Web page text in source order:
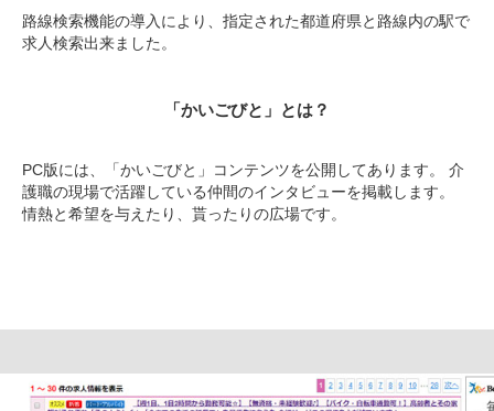
路線検索機能の導入により、指定された都道府県と路線内の駅で
求人検索出来ました。
「かいごびと」とは？
PC版には、「かいごびと」コンテンツを公開してあります。 介
護職の現場で活躍している仲間のインタビューを掲載します。
情熱と希望を与えたり、貰ったりの広場です。